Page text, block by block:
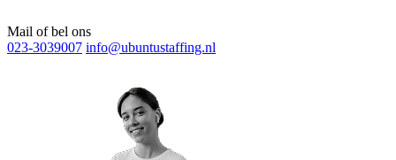
Mail of bel ons
023-3039007 info@ubuntustaffing.nl